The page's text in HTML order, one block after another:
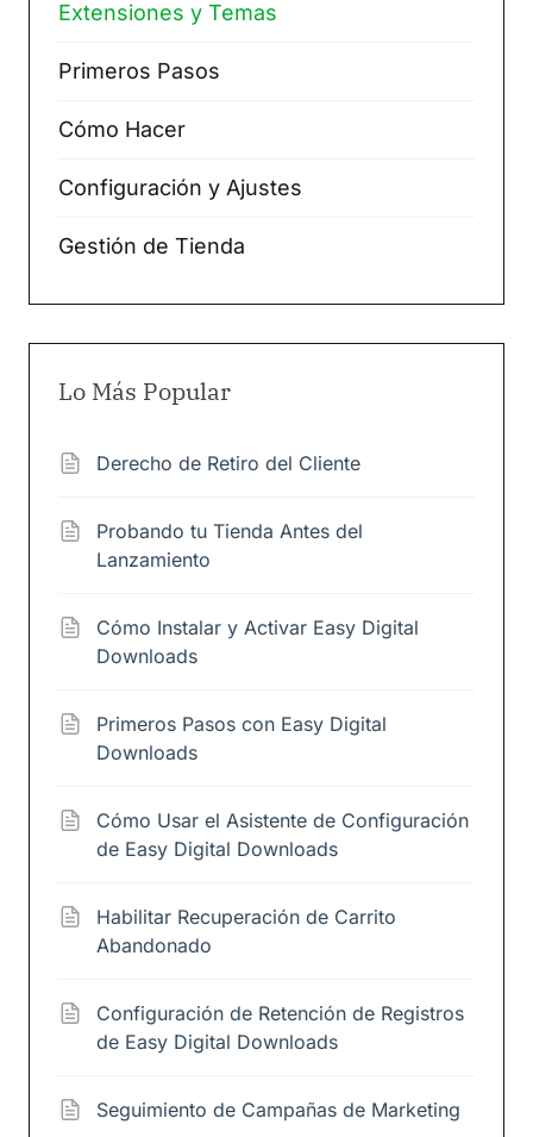
Extensiones y Temas
Primeros Pasos
Cómo Hacer
Configuración y Ajustes
Gestión de Tienda
Lo Más Popular
Derecho de Retiro del Cliente
Probando tu Tienda Antes del
Lanzamiento
Cómo Instalar y Activar Easy Digital
Downloads
Primeros Pasos con Easy Digital
Downloads
Cómo Usar el Asistente de Configuración
de Easy Digital Downloads
Habilitar Recuperación de Carrito
Abandonado
Configuración de Retención de Registros
de Easy Digital Downloads
Seguimiento de Campañas de Marketing